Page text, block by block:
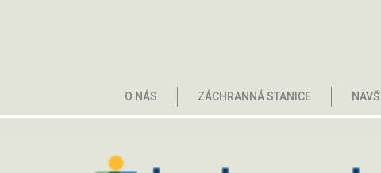
O NÁS ZÁCHRANNÁ STANICE